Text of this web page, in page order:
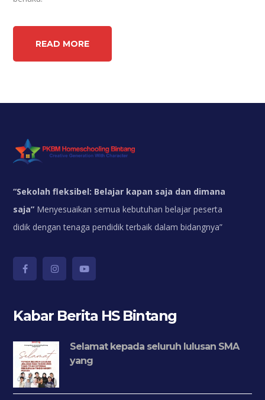
READ MORE
“Sekolah fleksibel: Belajar kapan saja dan dimana
saja” Menyesuaikan semua kebutuhan belajar peserta
didik dengan tenaga pendidik terbaik dalam bidangnya”
Kabar Berita HS Bintang
Selamat kepada seluruh lulusan SMA
yang